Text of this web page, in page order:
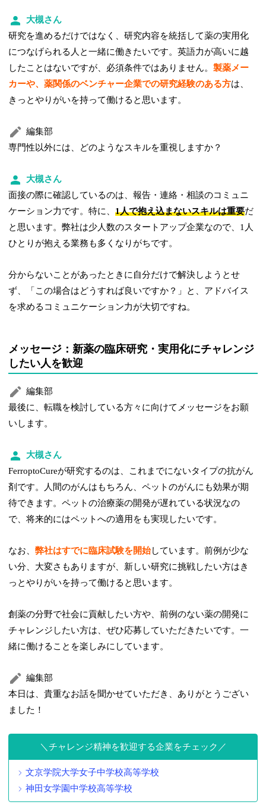
大槻さん
研究を進めるだけではなく、研究内容を統括して薬の実用化
につなげられる人と一緒に働きたいです。英語力が高いに越
したことはないですが、必須条件ではありません。製薬メー
カーや、薬関係のベンチャー企業での研究経験のある方は、
きっとやりがいを持って働けると思います。
編集部
専門性以外には、どのようなスキルを重視しますか？
大槻さん
面接の際に確認しているのは、報告・連絡・相談のコミュニ
ケーション力です。特に、1人で抱え込まないスキルは重要だ
と思います。弊社は少人数のスタートアップ企業なので、1人
ひとりが抱える業務も多くなりがちです。
分からないことがあったときに自分だけで解決しようとせ
ず、「この場合はどうすれば良いですか？」と、アドバイス
を求めるコミュニケーション力が大切ですね。
メッセージ：新薬の臨床研究・実用化にチャレンジ
したい人を歓迎
編集部
最後に、転職を検討している方々に向けてメッセージをお願
いします。
大槻さん
FerroptoCureが研究するのは、これまでにないタイプの抗がん
剤です。人間のがんはもちろん、ペットのがんにも効果が期
待できます。ペットの治療薬の開発が遅れている状況なの
で、将来的にはペットへの適用をも実現したいです。
なお、弊社はすでに臨床試験を開始しています。前例が少な
い分、大変さもありますが、新しい研究に挑戦したい方はき
っとやりがいを持って働けると思います。
創薬の分野で社会に貢献したい方や、前例のない薬の開発に
チャレンジしたい方は、ぜひ応募していただきたいです。一
緒に働けることを楽しみにしています。
編集部
本日は、貴重なお話を聞かせていただき、ありがとうござい
ました！
チャレンジ精神を歓迎する企業をチェック
文京学院大学女子中学校高等学校
神田女学園中学校高等学校